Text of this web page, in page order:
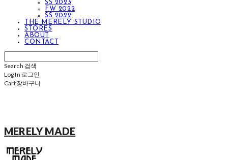
SS 2023
FW 2022
SS 2022
THE MERELY STUDIO
STORES
ABOUT
CONTACT
Search 검색
Log In 로그인
Cart장바구니
MERELY MADE